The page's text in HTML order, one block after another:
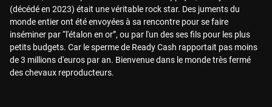
(décédé en 2023) était une véritable rock star. Des juments du
monde entier ont été envoyées à sa rencontre pour se faire
inséminer par “l'étalon en or”, ou par l'un des ses fils pour les plus
petits budgets. Car le sperme de Ready Cash rapportait pas moins
de 3 millions d'euros par an. Bienvenue dans le monde très fermé
des chevaux reproducteurs.